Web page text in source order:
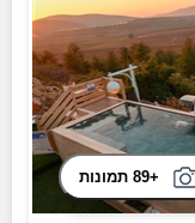
+89 תמונות